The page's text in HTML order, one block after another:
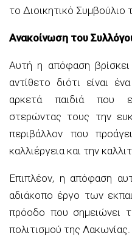
το Διοικητικό Συμβούλιο
Ανακοίνωση του
Αυτή η απόφαση
αντίθετο διότι είναι
αρκετά παιδιά που
στερώντας τους την
περιβάλλον που
καλλιέργεια και την
Επιπλέον, η απόφαση
αδιάκοπο έργο των
πρόοδο που σημειώνει
πολιτισμού της Λακωνίας.